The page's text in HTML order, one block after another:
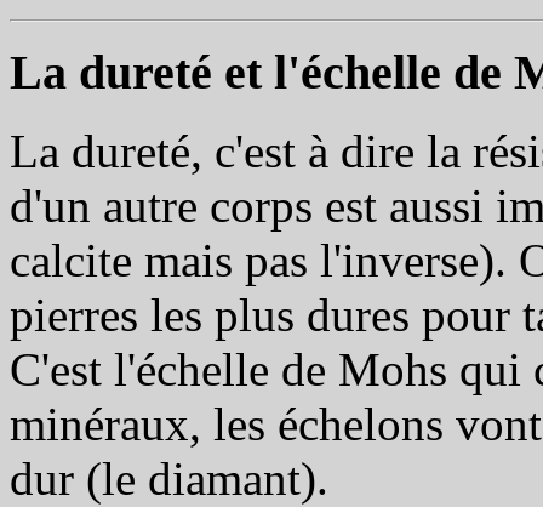
La dureté et l'échelle de
La dureté, c'est à dire la
d'un autre corps est aussi
calcite mais pas l'inverse).
pierres les plus dures pour
C'est l'échelle de Mohs qui
minéraux, les échelons
dur (le diamant).